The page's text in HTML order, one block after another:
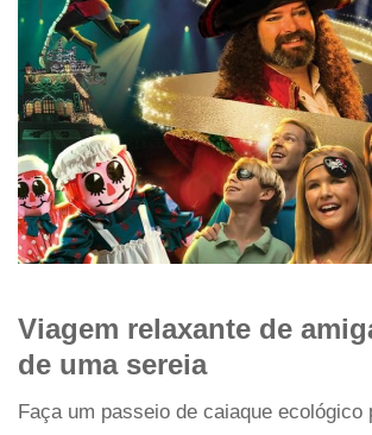
Viagem relaxante de
de uma sereia
Faça um passeio de caiaque ecológico